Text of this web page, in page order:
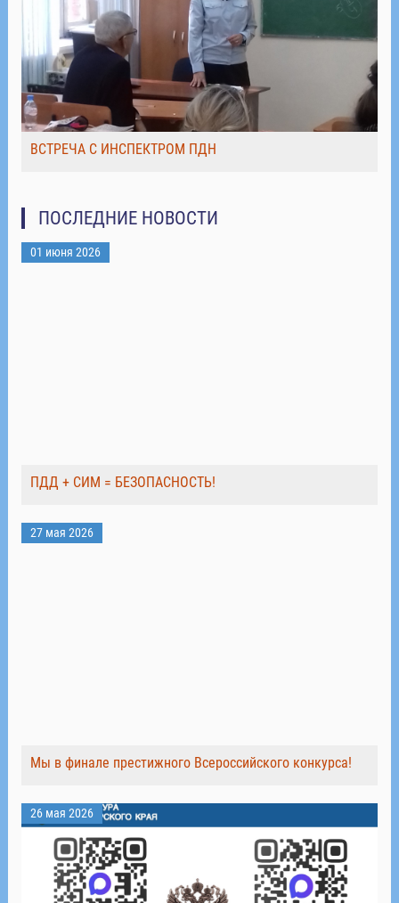
ВСТРЕЧА С ИНСПЕКТРОМ ПДН
ПОСЛЕДНИЕ НОВОСТИ
01 июня 2026
ПДД + СИМ = БЕЗОПАСНОСТЬ!
27 мая 2026
Мы в финале престижного Всероссийского конкурса!
26 мая 2026